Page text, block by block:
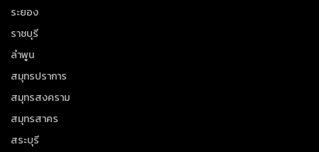
ระยอง
ราชบุรี
ลำพูน
สมุทรปราการ
สมุทรสงคราม
สมุทรสาคร
สระบุรี